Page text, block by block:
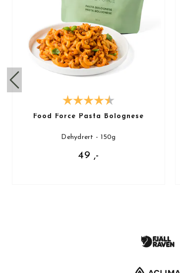
Food Force Pasta Bolognese
Dehydrert - 150g
49 ,-